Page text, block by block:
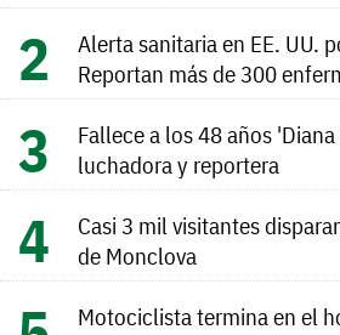
Alerta sanitaria en EE. UU.
Reportan más de 300
Fallece a los 48 años 'Diana
luchadora y reportera
Casi 3 mil visitantes
de Monclova
Motociclista termina en el